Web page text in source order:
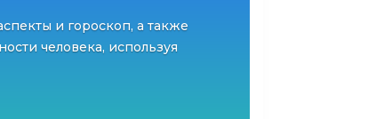
и гороскоп, а также
человека, используя